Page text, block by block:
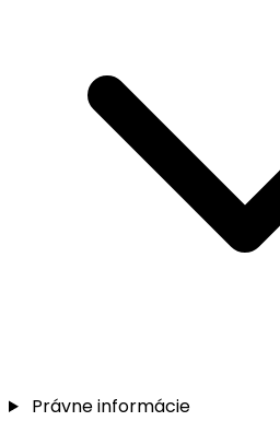
Právne informácie